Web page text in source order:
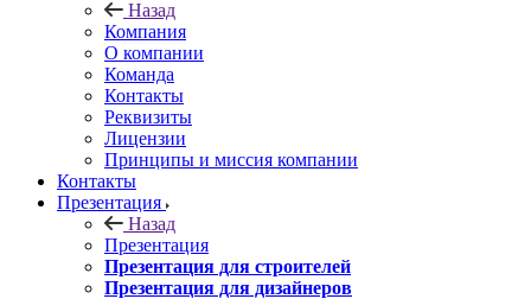
Назад
Компания
О компании
Команда
Контакты
Реквизиты
Лицензии
Принципы и миссия компании
Контакты
Презентация
Назад
Презентация
Презентация для строителей
Презентация для дизайнеров